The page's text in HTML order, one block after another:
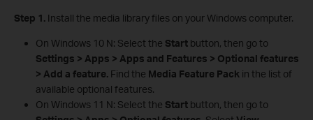
Step 1. Install the media library files on your Windows computer.
On Windows 10 N: Select the Startbutton, then go to
Settings > Apps > Apps and Features > Optional features
> Add a feature.Find the Media Feature Pack in the list of
available optional features.
On Windows 11 N: Select the Startbutton, then go to